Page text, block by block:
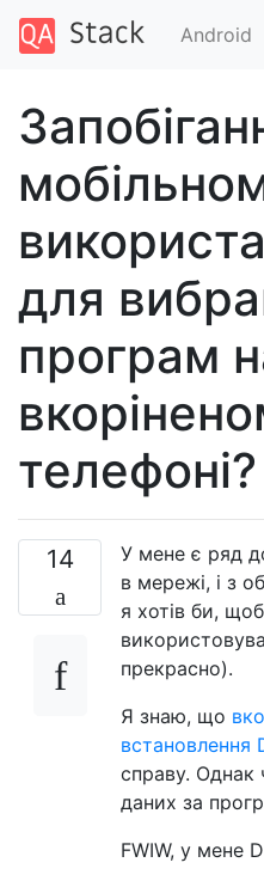
Android
для
програм
телефоні?
14
У мене є ряд
в мережі, і з
я хотів би,
прекрасно).
Я знаю, що
встановлення
справу. Однак
даних за
FWIW, у мене